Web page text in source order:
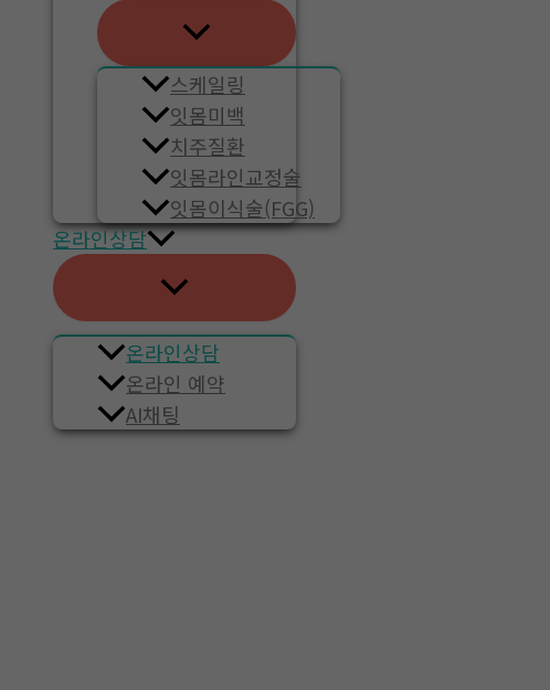
스케일링
잇몸미백
치주질환
잇몸라인교정술
잇몸이식술(FGG)
온라인상담
온라인상담
온라인 예약
AI채팅